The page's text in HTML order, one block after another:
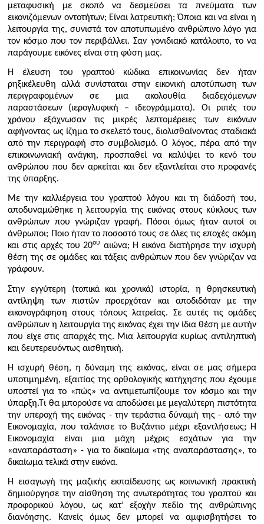
μεταφυσική με σκοπό να δεσμεύσει τα πνεύματα των
εικονιζόμενων οντοτήτων; Είναι λατρευτική; Όποια και να είναι η
λειτουργία της, συνιστά τον αποτυπωμένο ανθρώπινο λόγο για
τον κόσμο που τον περιβάλλει. Σαν γονιδιακό κατάλοιπο, το να
παράγουμε εικόνες είναι στη φύση μας.
Η έλευση του γραπτού κώδικα επικοινωνίας δεν ήταν
ρηξικέλευθη αλλά συνίσταται στην εικονική αποτύπωση των
περιγραφομένων σε μια ακολουθία διαδεχόμενων
παραστάσεων (ιερογλυφική – ιδεογράμματα). Οι ριπές του
χρόνου εξάχνωσαν τις μικρές λεπτομέρειες των εικόνων
αφήνοντας ως ίζημα το σκελετό τους, διολισθαίνοντας σταδιακά
από την περιγραφή στο συμβολισμό. Ο λόγος, πέρα από την
επικοινωνιακή ανάγκη, προσπαθεί να καλύψει το κενό του
ανθρώπου που δεν αρκείται και δεν εξαντλείται στο προφανές
της ύπαρξης.
Με την καλλιέργεια του γραπτού λόγου και τη διάδοσή του,
αποδυναμώθηκε η λειτουργία της εικόνας στους κύκλους των
ανθρώπων που γνώριζαν γραφή. Πόσοι όμως ήταν αυτοί οι
άνθρωποι; Ποιο ήταν το ποσοστό τους σε όλες τις εποχές ακόμη
και στις αρχές του 20ου αιώνα; Η εικόνα διατήρησε την ισχυρή
θέση της σε ομάδες και τάξεις ανθρώπων που δεν γνώριζαν να
γράφουν.
Στην εγγύτερη (τοπικά και χρονικά) ιστορία, η θρησκευτική
αντίληψη των πιστών προερχόταν και αποδιδόταν με την
εικονογράφηση στους τόπους λατρείας. Σε αυτές τις ομάδες
ανθρώπων η λειτουργία της εικόνας έχει την ίδια θέση με αυτήν
που είχε στις απαρχές της. Μια λειτουργία κυρίως αντιληπτική
και δευτερευόντως αισθητική.
Η ισχυρή θέση, η δύναμη της εικόνας, είναι σε μας σήμερα
υποτιμημένη, εξαιτίας της ορθολογικής κατήχησης που έχουμε
υποστεί για το «πώς» να αντιμετωπίζουμε τον κόσμο και την
ύπαρξη.Τι θα μπορούσε να αποδώσει με μεγαλύτερη πιστότητα
την υπεροχή της εικόνας - την τεράστια δύναμή της - από την
Εικονομαχία, που ταλάνισε το Βυζάντιο μέχρι εξαντλήσεως; Η
Εικονομαχία είναι μια μάχη μέχρις εσχάτων για την
«αναπαράσταση» - για το δικαίωμα «της αναπαράστασης», το
δικαίωμα τελικά στην εικόνα.
Η εισαγωγή της μαζικής εκπαίδευσης ως κοινωνική πρακτική
δημιούργησε την αίσθηση της ανωτερότητας του γραπτού και
προφορικού λόγου, ως κατ’ εξοχήν πεδίο της ανθρώπινης
διανόησης. Κανείς όμως δεν μπορεί να αμφισβητήσει το